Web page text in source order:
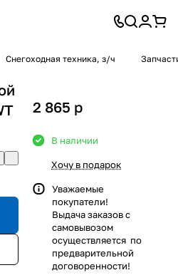
Снегоходная техника, з/ч
2 865 p
В наличии
Хочу в подарок
Уважаемые
покупатели!
Выдача заказов с
самовывозом
осуществляется по
предварительной
договоренности!